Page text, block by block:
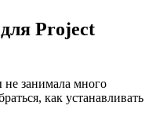
Project
занимала много
как устанавливать